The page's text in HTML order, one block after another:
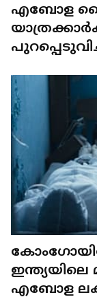
എബോള
എമിറേറ്റ്സ്
എബോള